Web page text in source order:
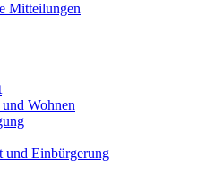
Mitteilungen
Wohnen
und Einbürgerung